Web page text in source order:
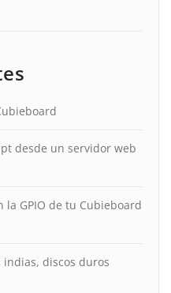
desde un servidor web
la GPIO de tu Cubieboard
discos duros